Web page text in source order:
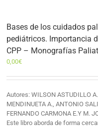
Bases de los cuidados
pediátricos. Importancia
CPP – Monografías
0,00€
Autores: WILSON ASTUDILLO
MENDINUETA A., ANTONIO
FERNANDO CARMONA E.Y M.
Este libro aborda de forma